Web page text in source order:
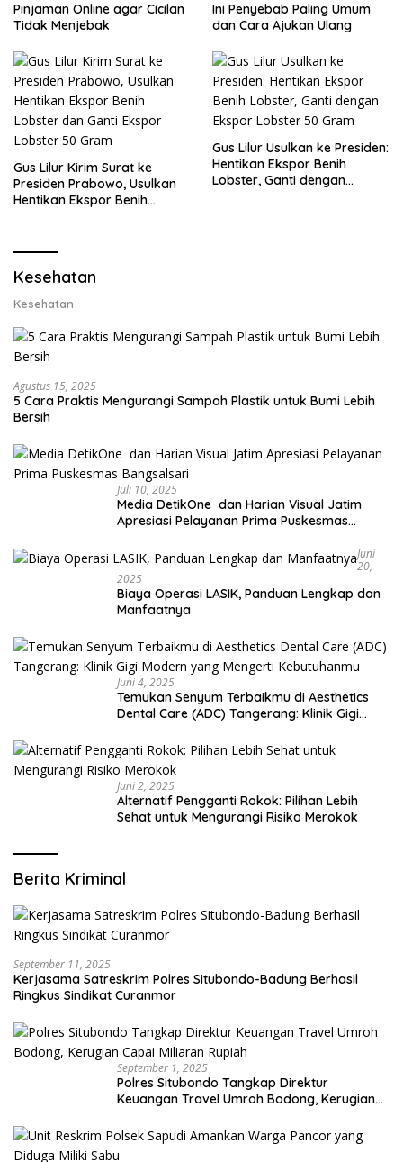
Pinjaman Online agar Cicilan
Tidak Menjebak
Ini Penyebab Paling Umum
dan Cara Ajukan Ulang
Gus Lilur Kirim Surat ke
Presiden Prabowo, Usulkan
Hentikan Ekspor Benih
Gus Lilur Usulkan ke Presiden:
Hentikan Ekspor Benih
Lobster, Ganti dengan
Kesehatan
Kesehatan
Agustus 15, 2025
5 Cara Praktis Mengurangi Sampah Plastik untuk Bumi Lebih
Bersih
Juli 10, 2025
Media DetikOne dan Harian Visual Jatim
Apresiasi Pelayanan Prima Puskesmas
Juni
20,
2025
Biaya Operasi LASIK, Panduan Lengkap dan
Manfaatnya
Juni 4, 2025
Temukan Senyum Terbaikmu di Aesthetics
Dental Care (ADC) Tangerang: Klinik Gigi
Juni 2, 2025
Alternatif Pengganti Rokok: Pilihan Lebih
Sehat untuk Mengurangi Risiko Merokok
Berita Kriminal
September 11, 2025
Kerjasama Satreskrim Polres Situbondo-Badung Berhasil
Ringkus Sindikat Curanmor
September 1, 2025
Polres Situbondo Tangkap Direktur
Keuangan Travel Umroh Bodong, Kerugian